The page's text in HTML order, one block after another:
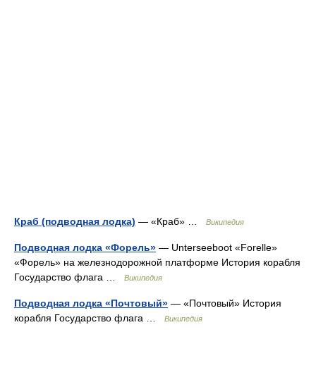
Краб (подводная лодка) — «Краб» … Википедия
Подводная лодка «Форель» — Unterseeboot «Forelle»
«Форель» на железнодорожной платформе История корабля
Государство флага …
Википедия
Подводная лодка «Почтовый» — «Почтовый» История
корабля Государство флага …
Википедия